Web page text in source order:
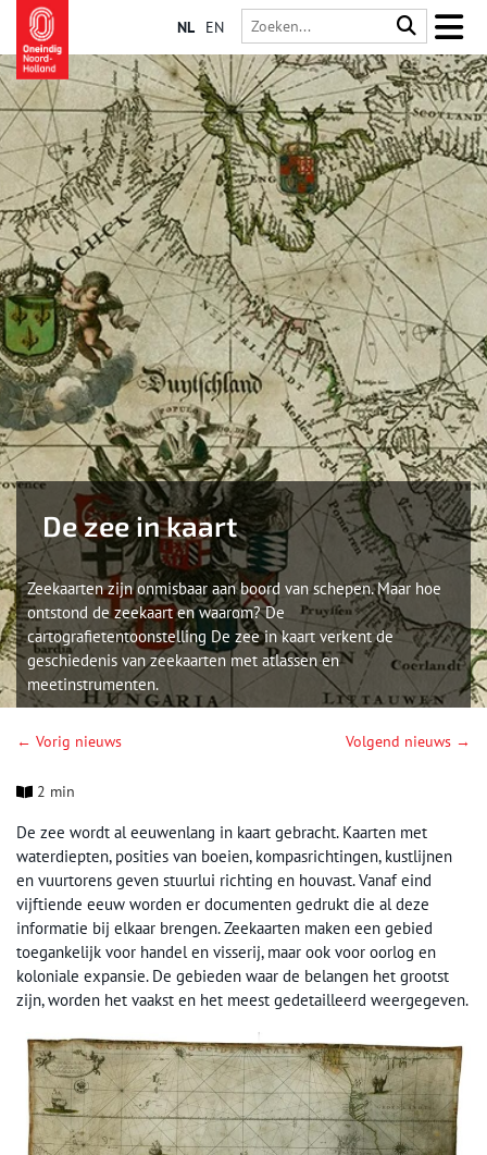
NL EN
De zee in kaart
Zeekaarten zijn onmisbaar aan boord van schepen. Maar hoe
ontstond de zeekaart en waarom? De
cartografietentoonstelling De zee in kaart verkent de
geschiedenis van zeekaarten met atlassen en
meetinstrumenten.
← Vorig nieuws Volgend nieuws →
2 min
De zee wordt al eeuwenlang in kaart gebracht. Kaarten met
waterdiepten, posities van boeien, kompasrichtingen, kustlijnen
en vuurtorens geven stuurlui richting en houvast. Vanaf eind
vijftiende eeuw worden er documenten gedrukt die al deze
informatie bij elkaar brengen. Zeekaarten maken een gebied
toegankelijk voor handel en visserij, maar ook voor oorlog en
koloniale expansie. De gebieden waar de belangen het grootst
zijn, worden het vaakst en het meest gedetailleerd weergegeven.